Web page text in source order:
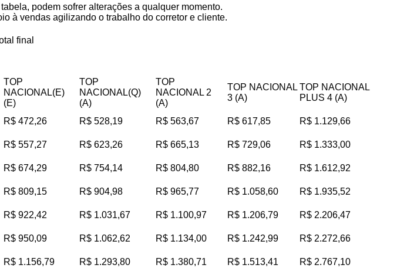
podem sofrer alterações a qualquer momento.
à vendas agilizando o trabalho do corretor e cliente.
final
TOP
NACIONAL(E)
(E)
TOP
NACIONAL(Q)
(A)
TOP
NACIONAL 2
(A)
TOP NACIONAL
3 (A)
TOP NACIONAL
PLUS 4 (A)
R$ 472,26 R$ 528,19 R$ 563,67 R$ 617,85
R$ 1.129,66
R$ 557,27 R$ 623,26 R$ 665,13 R$ 729,06
R$ 1.333,00
R$ 674,29 R$ 754,14 R$ 804,80 R$ 882,16
R$ 1.612,92
R$ 809,15 R$ 904,98 R$ 965,77 R$ 1.058,60
R$ 1.935,52
R$ 922,42 R$ 1.031,67 R$ 1.100,97 R$ 1.206,79
R$ 2.206,47
R$ 950,09 R$ 1.062,62 R$ 1.134,00 R$ 1.242,99
R$ 2.272,66
R$ 1.156,79 R$ 1.293,80 R$ 1.380,71 R$ 1.513,41
R$ 2.767,10